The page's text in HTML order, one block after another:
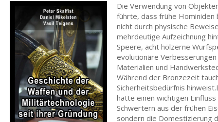
Die Verwendung von
führte, dass frühe Hominiden
nicht durch physische
mehrdeutige Aufzeichnung
Speere, acht hölzerne
evolutionäre
Materialien und
Während der Bronzezeit
Sicherheitsbedürfnis
hatte einen wichtigen
Schwertern aus der frühen
sondern die Domestizierung